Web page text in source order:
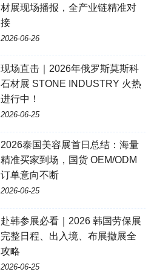
材展现场播报，全产业链精准对
接
2026-06-26
现场直击｜2026年俄罗斯莫斯科
石材展 STONE INDUSTRY 火热
进行中！
2026-06-25
2026泰国美容展首日总结：海量
精准买家到场，国货 OEM/ODM
订单意向不断
2026-06-25
赴韩参展必看｜2026 韩国劳保展
完整日程、出入境、布展撤展全
攻略
2026-06-25